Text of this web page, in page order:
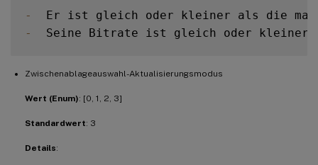
-
Er ist gleich oder kleiner als die
-
Seine Bitrate ist gleich oder kleiner
- ** Verwandte Einstellungen
-
  PrimarySelectionUpdateMode
Zwischenablageauswahl-Aktualisierungsmodus
Wert (Enum): [0, 1, 2, 3]
Standardwert: 3
Details: